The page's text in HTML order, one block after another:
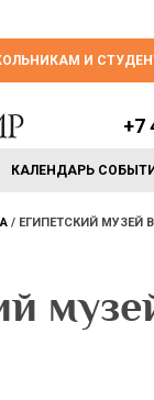
И
КАЛЕНДАРЬ
+7
ЕГИПЕТСКИЙ МУЗЕЙ